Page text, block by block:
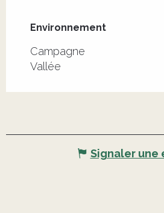
Environnement
Environnement
Campagne
Vallée
Signaler une